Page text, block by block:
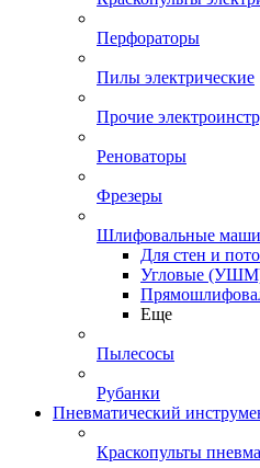
Перфораторы
Пилы электрические
Прочие
Реноваторы
Фрезеры
Шлифовальные
Для стен и
Угловые
Еще
Пылесосы
Рубанки
Пневматический
Краскопульты